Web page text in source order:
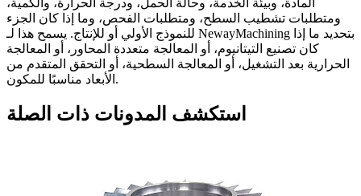
المادة، وبيئة الخدمة، وحالة الحمل، ودرجة الحرارة، والكمية،
ومتطلبات تشطيب السطح، ومتطلبات الفحص، وما إذا كان الجزء
للنموذج الأولي أو للإنتاج. يسمح هذا لـ NewayMachining بتحديد ما إذا
كان تصنيع التيتانيوم، أو المعالجة متعددة المحاور، أو المعالجة
الحرارية بعد التشغيل، أو المعالجة السطحية، أو التحقق المتقدم من
الأبعاد مناسبًا للمكون.
استكشف المدونات ذات الصلة